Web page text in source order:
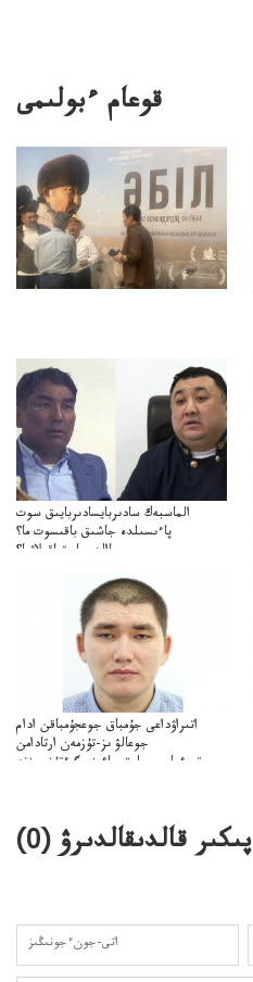
قوعام ءبولىمى
الماسبەك سادىربايسادىربايىق سوت
پاءىسىلدە جاشىق باقىسوت ما؟
پاالدەجابىقباقىلاۋما؟
اتىراۋداعى جۇمباق جوعجۇمباقن ادام
جوعالۋ ىز-تۇزمەن ارتادامن
وتبءولىمىپوليتسياءىزەرگءتۇزسىزنە
پىكىر قالدىقالدىرۋ (0
)